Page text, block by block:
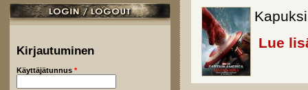
Kirjautuminen
Käyttäjätunnus *
Lue